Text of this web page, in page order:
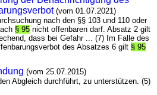
(vom 01.07.2021)
nach den §§ 103 und 110 oder
§ 95 nicht offenbaren darf. Absatz 2 gilt
dass bei Gefahr ... (7) Im Falle des
des Absatzes 6 gilt § 95
(vom 25.07.2015)
Abgleich durchführt, zu unterstützen. (5)